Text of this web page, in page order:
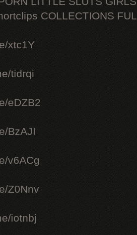
COLLECTIONS
xtc1Y
tidrqi
eDZB2
BzAJI
v6ACg
Z0Nnv
iotnbj